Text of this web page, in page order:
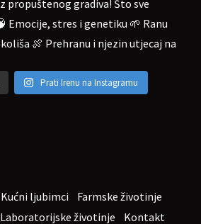
Prati Irenu na Instagramu
Kućni ljubimci
Farmske životinje
Laboratorijske životinje Kontakt